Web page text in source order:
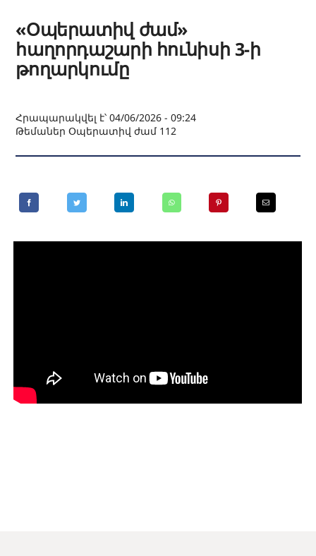
«Օպերատիվ ժամ»
հաղորդաշարի հունիսի 3-ի
թողարկումը
Հրապարակվել է՝ 04/06/2026 - 09:24
ԹեմաներՕպերատիվ ժամ 112